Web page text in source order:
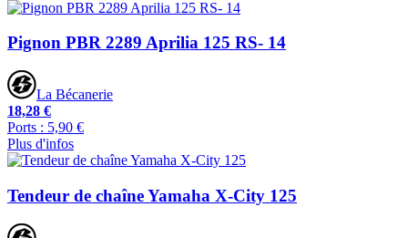
Pignon PBR 2289 Aprilia 125 RS- 14
La Bécanerie
18,28 €
Ports : 5,90 €
Plus d'infos
Tendeur de chaîne Yamaha X-City 125